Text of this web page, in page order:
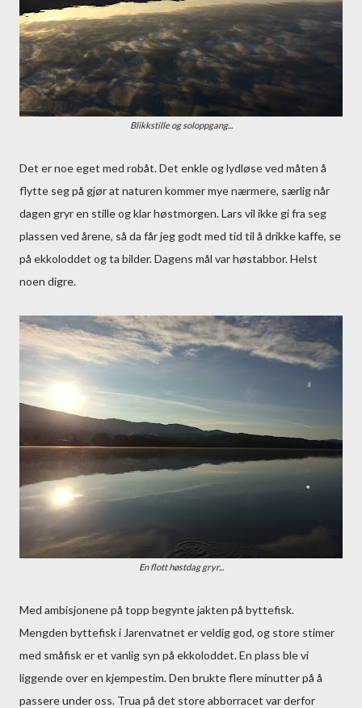
Blikkstille og soloppgang...
Det er noe eget med robåt. Det enkle og lydløse ved måten å
flytte seg på gjør at naturen kommer mye nærmere, særlig når
dagen gryr en stille og klar høstmorgen. Lars vil ikke gi fra seg
plassen ved årene, så da får jeg godt med tid til å drikke kaffe, se
på ekkoloddet og ta bilder. Dagens mål var høstabbor. Helst
noen digre.
En flott høstdag gryr...
Med ambisjonene på topp begynte jakten på byttefisk.
Mengden byttefisk i Jarenvatnet er veldig god, og store stimer
med småfisk er et vanlig syn på ekkoloddet. En plass ble vi
liggende over en kjempestim. Den brukte flere minutter på å
passere under oss. Trua på det store abborracet var derfor